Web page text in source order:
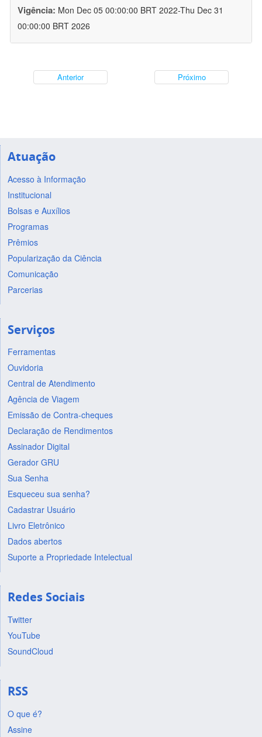
Vigência: Mon Dec 05 00:00:00 BRT 2022-Thu Dec 31
00:00:00 BRT 2026
Anterior Próximo
Atuação
Acesso à Informação
Institucional
Bolsas e Auxílios
Programas
Prêmios
Popularização da Ciência
Comunicação
Parcerias
Serviços
Ferramentas
Ouvidoria
Central de Atendimento
Agência de Viagem
Emissão de Contra-cheques
Declaração de Rendimentos
Assinador Digital
Gerador GRU
Sua Senha
Esqueceu sua senha?
Cadastrar Usuário
Livro Eletrônico
Dados abertos
Suporte a Propriedade Intelectual
Redes Sociais
Twitter
YouTube
SoundCloud
RSS
O que é?
Assine